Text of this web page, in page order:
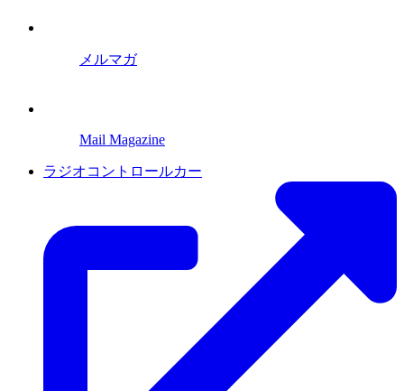
メルマガ
Mail Magazine
ラジオコントロールカー